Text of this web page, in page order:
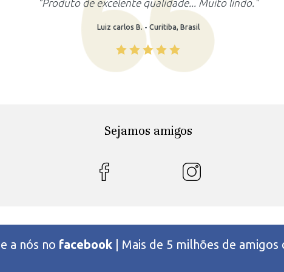
"Produto lindo, atendeu as minhas expectativas."
Rafaela M. - Recife, Brasil
Sejamos amigos
a nós no facebook | Mais de 5 milhões de amigos